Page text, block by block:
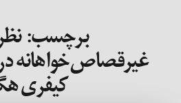
برچسب:
غیرقصاص‌خواهانه
کیفری